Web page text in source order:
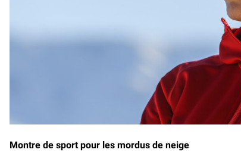
Montre de sport pour les mordus de neige